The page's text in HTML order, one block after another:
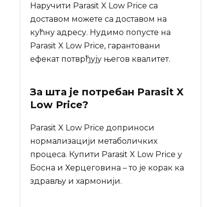
Наручити Parasit X Low Price са
доставом можете са доставом на
кућну адресу. Нудимо попусте на
Parasit X Low Price, гарантовани
ефекат потврђују његов квалитет.
За шта је потребан Parasit X
Low Price?
Parasit X Low Price доприноси
нормализацији метаболичких
процеса. Купити Parasit X Low Price у
Босна и Херцеговина – то је корак ка
здрављу и хармонији.